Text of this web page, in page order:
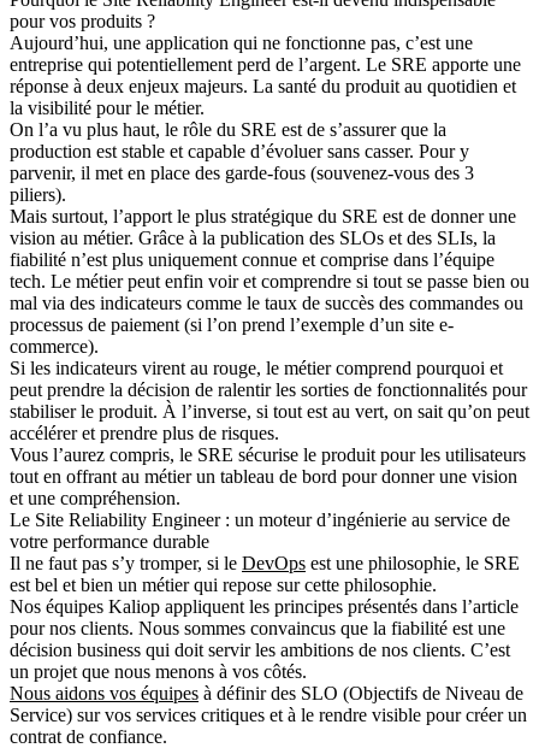
pour vos produits ?
Aujourd’hui, une application qui ne fonctionne pas, c’est une
entreprise qui potentiellement perd de l’argent. Le SRE apporte une
réponse à deux enjeux majeurs. La santé du produit au quotidien et
la visibilité pour le métier.
On l’a vu plus haut, le rôle du SRE est de s’assurer que la
production est stable et capable d’évoluer sans casser. Pour y
parvenir, il met en place des garde-fous (souvenez-vous des 3
piliers).
Mais surtout, l’apport le plus stratégique du SRE est de donner une
vision au métier. Grâce à la publication des SLOs et des SLIs, la
fiabilité n’est plus uniquement connue et comprise dans l’équipe
tech. Le métier peut enfin voir et comprendre si tout se passe bien ou
mal via des indicateurs comme le taux de succès des commandes ou
processus de paiement (si l’on prend l’exemple d’un site e-
commerce).
Si les indicateurs virent au rouge, le métier comprend pourquoi et
peut prendre la décision de ralentir les sorties de fonctionnalités pour
stabiliser le produit. À l’inverse, si tout est au vert, on sait qu’on peut
accélérer et prendre plus de risques.
Vous l’aurez compris, le SRE sécurise le produit pour les utilisateurs
tout en offrant au métier un tableau de bord pour donner une vision
et une compréhension.
Le Site Reliability Engineer : un moteur d’ingénierie au service de
votre performance durable
Il ne faut pas s’y tromper, si le DevOps est une philosophie, le SRE
est bel et bien un métier qui repose sur cette philosophie.
Nos équipes Kaliop appliquent les principes présentés dans l’article
pour nos clients. Nous sommes convaincus que la fiabilité est une
décision business qui doit servir les ambitions de nos clients. C’est
un projet que nous menons à vos côtés.
Nous aidons vos équipes à définir des SLO (Objectifs de Niveau de
Service) sur vos services critiques et à le rendre visible pour créer un
contrat de confiance.